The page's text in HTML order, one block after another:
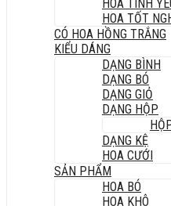
HOA TÌNH
HOA TỐT
CÓ HOA HỒNG TRẮNG
KIỂU DÁNG
DẠNG BÌNH
DẠNG BÓ
DẠNG GIỎ
DẠNG HỘP
DẠNG KỆ
HOA CƯỚI
SẢN PHẨM
HOA BÓ
HOA KHÔ